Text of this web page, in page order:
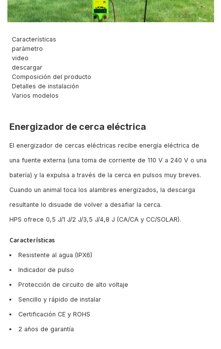
Características
parámetro
video
descargar
Composición del producto
Detalles de instalación
Varios modelos
Energizador de cerca eléctrica
El energizador de cercas eléctricas recibe energía eléctrica de
una fuente externa (una toma de corriente de 110 V a 240 V o una
batería) y la expulsa a través de la cerca en pulsos muy breves.
Cuando un animal toca los alambres energizados, la descarga
resultante lo disuade de volver a desafiar la cerca.
HPS ofrece 0,5 J/1 J/2 J/3,5 J/4,8 J (CA/CA y CC/SOLAR).
Características
Resistente al agua (IPX6)
Indicador de pulso
Protección de circuito de alto voltaje
Sencillo y rápido de instalar
Certificación CE y ROHS
2 años de garantía